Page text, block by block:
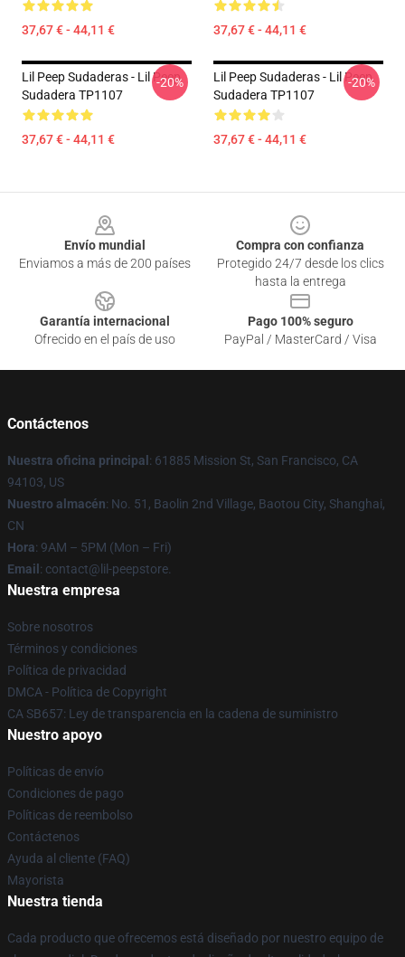
37,67 € - 44,11 € 37,67 € - 44,11 €
Lil Peep Sudaderas - Lil Peep
Sudadera TP1107
37,67 € - 44,11 €
-20%
Lil Peep Sudaderas - Lil Peep
Sudadera TP1107
37,67 € - 44,11 €
-20%
Envío mundial
Enviamos a más de 200 países
Compra con confianza
Protegido 24/7 desde los clics
hasta la entrega
Garantía internacional
Ofrecido en el país de uso
Pago 100% seguro
PayPal / MasterCard / Visa
Contáctenos
Nuestra oficina principal : 61885 Mission St, San Francisco, CA
94103, US
Nuestro almacén: No. 51, Baolin 2nd Village, Baotou City, Shanghai,
CN
Hora: 9AM – 5PM (Mon – Fri)
Email : contact@lil-peepstore.
Nuestra empresa
Sobre nosotros
Términos y condiciones
Política de privacidad
DMCA - Política de Copyright
CA SB657: Ley de transparencia en la cadena de suministro
Nuestro apoyo
Políticas de envío
Condiciones de pago
Políticas de reembolso
Contáctenos
Ayuda al cliente (FAQ)
Mayorista
Nuestra tienda
Cada producto que ofrecemos está diseñado por nuestro equipo de